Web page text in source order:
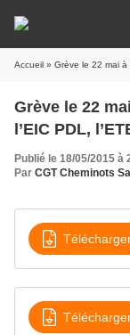
Accueil » Grève le 22 mai à
Grève le 22
l’EIC PDL,
Publié le 18/05/2015 à
Par CGT Cheminots